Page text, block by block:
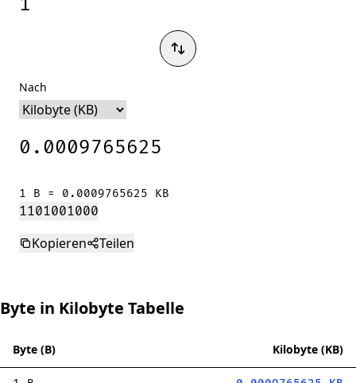
Nach
0.0009765625
1 B = 0.0009765625 KB
1101001000
Kopieren Teilen
Byte in Kilobyte Tabelle
Byte (B) Kilobyte (KB)